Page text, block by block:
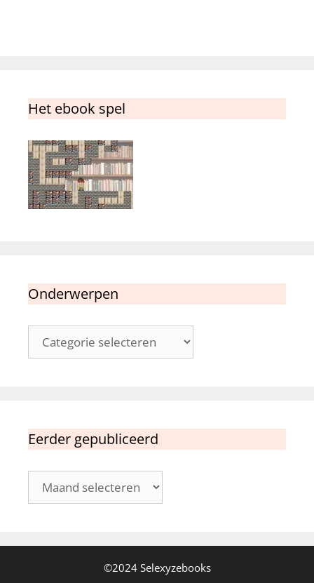
Het ebook spel
Onderwerpen
Onderwerpen
Eerder gepubliceerd
gepubliceerd
©2024 Selexyzebooks